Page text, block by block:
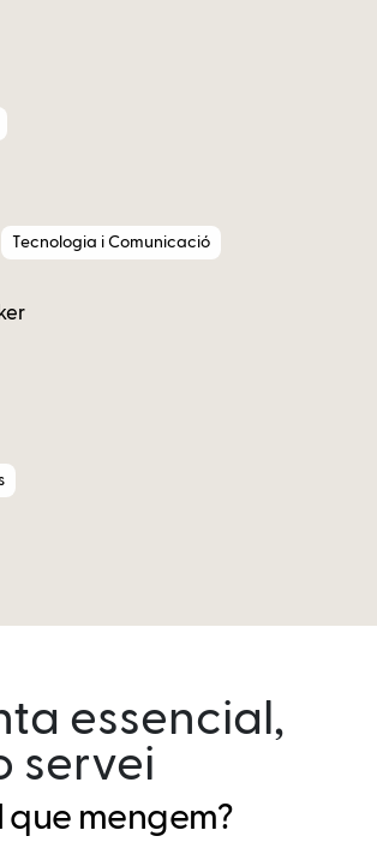
Tecnologia i Comunicació
essencial,
servei
que mengem?